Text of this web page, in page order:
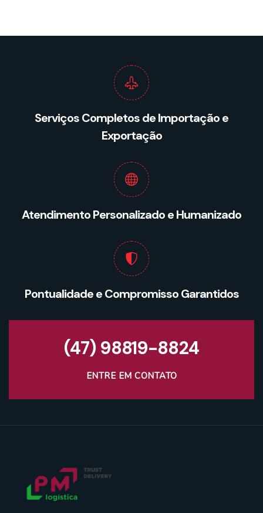
Serviços Completos de Importação e
Exportação
Atendimento Personalizado e Humanizado
Pontualidade e Compromisso Garantidos
(47) 98819-8824
ENTRE EM CONTATO